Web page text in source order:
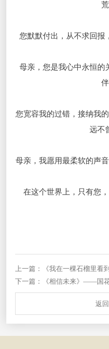
荒
您默默付出，从不求回报
母亲，您是我心中永恒的
伴
您宽容我的过错，接纳我
远不
母亲，我愿用最柔软的声
在这个世界上，只有您
上一篇：《我在一棵石榴里
下一篇：《相信未来》——国
返
返